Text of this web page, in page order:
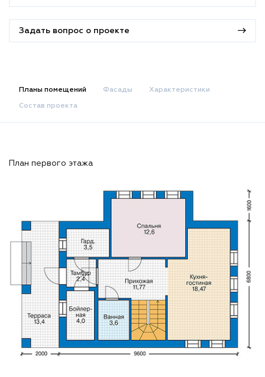
Задать вопрос о проекте
Планы помещений Фасады Характеристики
Состав проекта
План первого этажа